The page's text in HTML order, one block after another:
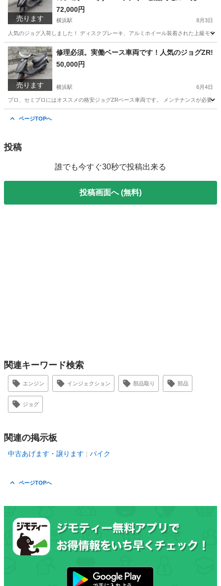
売ります
72,000円
横浜駅 8月3日
人気のジョグ入荷しました！ ディスクブレーキ、アルミホイール装着された上級モ
神奈川 横浜市 横浜駅 ヤマハ
売ります
修理必須。実働ベース車両です！人気のジョグZR!
50,000円
横浜駅 6月4日
プロ、セミプロにはオススメの格安ジョグZRベース車両です。 メンテナンスが必要
ページTOPへ
投稿
誰でも今すぐ30秒で投稿出来る
投稿画面へ (無料)
関連キーワード検索
エンジン インジェクション 部品取り 部品
ジョグ
関連の掲示板
中古あげます・譲ります バイク
ページTOPへ